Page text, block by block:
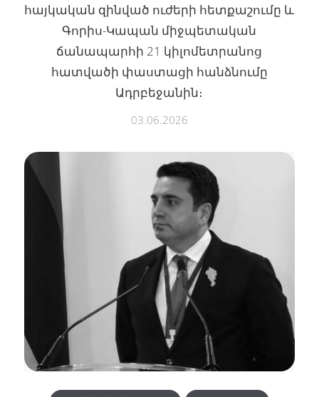
հայկական զինված ուժերի հետքաշումը և
Գորիս-Կապան միջպետական
ճանապարհի 21 կիլոմետրանոց
հատվածի փաստացի հանձնումը
Ադրբեջանին։
03.06.2026